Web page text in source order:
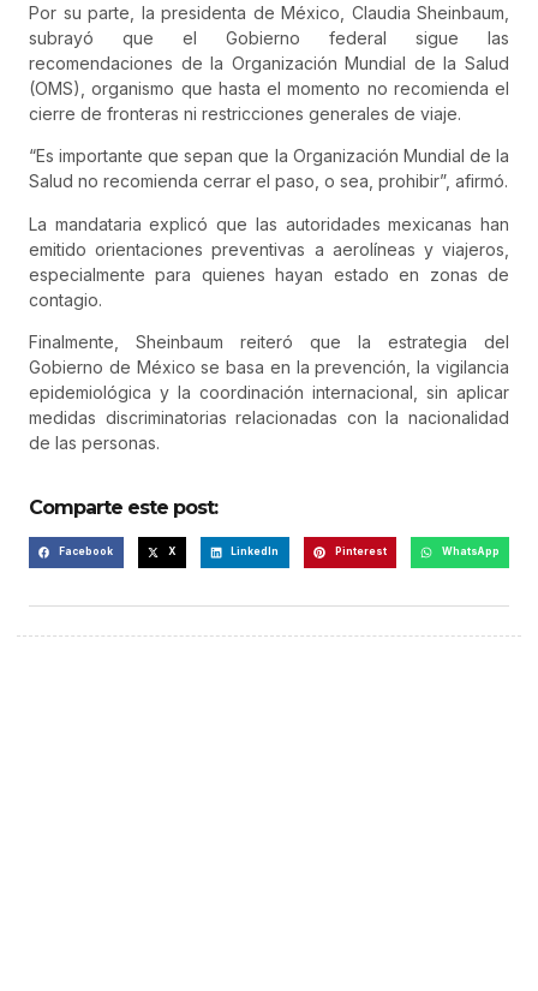
Por su parte, la presidenta de México, Claudia Sheinbaum
subrayó que el Gobierno federal sigue las
recomendaciones de la Organización Mundial de la Salud
(OMS), organismo que hasta el momento no recomienda el
cierre de fronteras ni restricciones generales de viaje.
“Es importante que sepan que la Organización Mundial de la
Salud no recomienda cerrar el paso, o sea, prohibir”, afirmó.
La mandataria explicó que las autoridades mexicanas han
emitido orientaciones preventivas a aerolíneas y viajeros,
especialmente para quienes hayan estado en zonas de
contagio.
Finalmente, Sheinbaum reiteró que la estrategia del
Gobierno de México se basa en la prevención, la vigilancia
epidemiológica y la coordinación internacional, sin aplicar
medidas discriminatorias relacionadas con la nacionalidad
de las personas.
Comparte este post:
Facebook X LinkedIn Pinterest WhatsApp